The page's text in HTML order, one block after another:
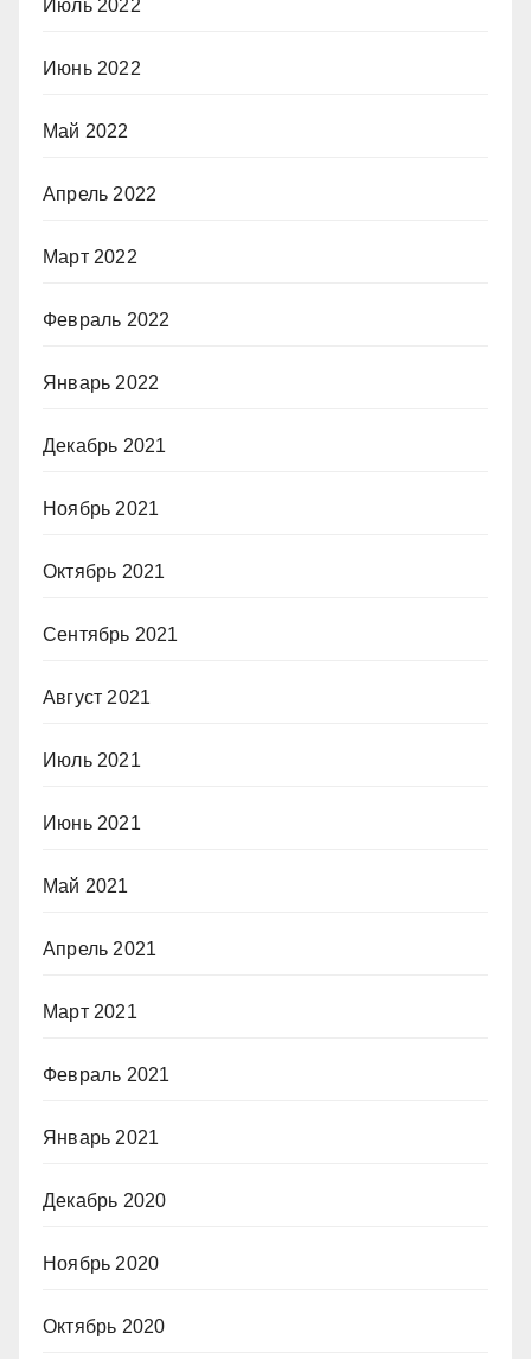
Июль 2022
Июнь 2022
Май 2022
Апрель 2022
Март 2022
Февраль 2022
Январь 2022
Декабрь 2021
Ноябрь 2021
Октябрь 2021
Сентябрь 2021
Август 2021
Июль 2021
Июнь 2021
Май 2021
Апрель 2021
Март 2021
Февраль 2021
Январь 2021
Декабрь 2020
Ноябрь 2020
Октябрь 2020